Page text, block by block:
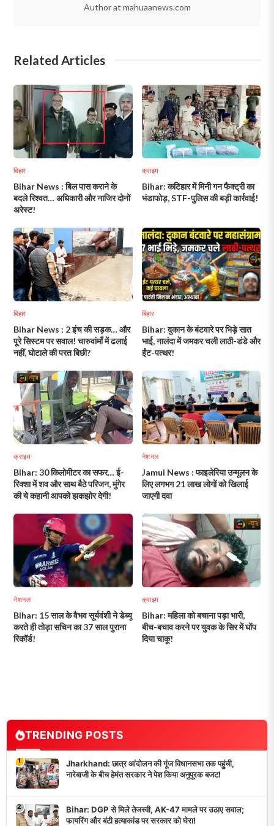
Author at mahuaanews.com
Related Articles
बिहार
Bihar News : बिल पास कराने के
बदले रिश्वत… अधिकारी और नाजिर दोनों
अरेस्ट!
क्राइम
Bihar: कटिहार में मिनी गन फैक्ट्री का
भंडाफोड़, STF-पुलिस की बड़ी कार्रवाई!
बिहार
Bihar News : 2 इंच की सड़क… और
पूरे सिस्टम पर सवाल! चारुवांमाँ में ढलाई
नहीं, घोटाले की परत बिछी?
बिहार
Bihar: दुकान के बंटवारे पर भिड़े सात
भाई, नालंदा में जमकर चली लाठी-डंडे और
ईंट-पत्थर!
क्राइम
Bihar: 30 किलोमीटर का सफर… ई-
रिक्शा में शव और साथ बैठे परिजन, मुंगेर
की ये कहानी आपको झकझोर देगी!
नेशनल
Jamui News : फाइलेरिया उन्मूलन के
लिए लगभग 21 लाख लोगों को खिलाई
जाएगी दवा
नेशनल
Bihar: 15 साल के वैभव सूर्यवंशी ने डेब्यू
करते ही तोड़ा सचिन का 37 साल पुराना
रिकॉर्ड!
क्राइम
Bihar: महिला को बचाना पड़ा भारी,
बीच-बचाव करने पर युवक के सिर में घोंप
दिया चाकू!
TRENDING POSTS
1
Jharkhand: छात्र आंदोलन की गूंज विधानसभा तक पहुंची,
नारेबाजी के बीच हेमंत सरकार ने पेश किया अनुपूरक बजट!
2
Bihar: DGP से मिले तेजस्वी, AK-47 मामले पर उठाए सवाल;
फायरिंग और बंटी हत्याकांड पर सरकार को घेरा!